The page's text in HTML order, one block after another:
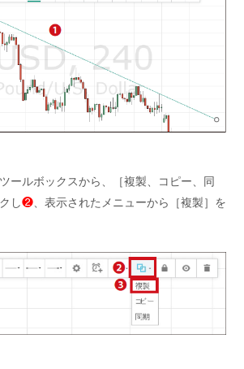
ールボックスから、［複製、コピー、同
し❷、表示されたメニューから［複製］を